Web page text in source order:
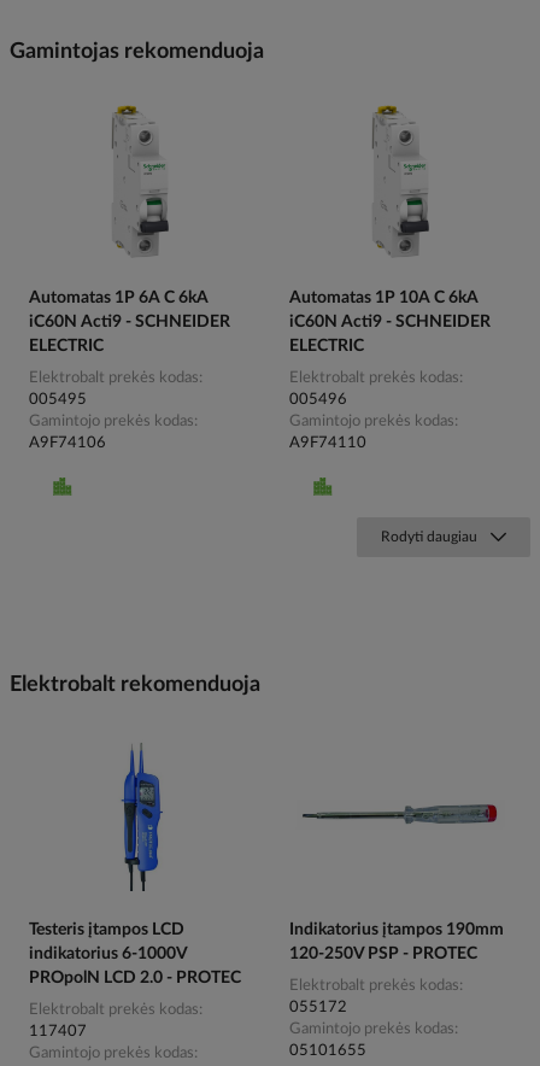
Gamintojas rekomenduoja
Automatas 1P 6A C 6kA
iC60N Acti9 - SCHNEIDER
ELECTRIC
Elektrobalt prekės kodas
005495
Gamintojo prekės kodas
A9F74106
Automatas 1P 10A C 6kA
iC60N Acti9 - SCHNEIDER
ELECTRIC
Elektrobalt prekės kodas
005496
Gamintojo prekės kodas
A9F74110
Rodyti daugiau
Elektrobalt rekomenduoja
Testeris įtampos LCD
indikatorius 6-1000V
PROpolN LCD 2.0 - PROTEC
Elektrobalt prekės kodas
117407
Gamintojo prekės kodas
Indikatorius įtampos 190mm
120-250V PSP - PROTEC
Elektrobalt prekės kodas
055172
Gamintojo prekės kodas
05101655